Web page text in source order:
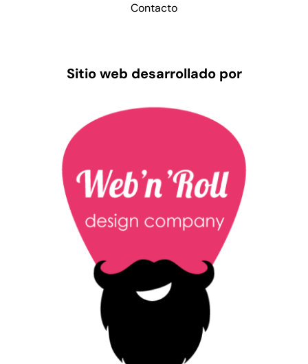
Contacto
Sitio web desarrollado por